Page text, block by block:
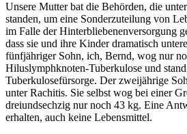
Unsere Mutter bat die Behörden, die
standen, um eine Sonderzuteilung von
im Falle der Hinterbliebenenversorgung
dass sie und ihre Kinder dramatisch
fünfjähriger Sohn, ich, Bernd, wog nur
Hiluslymphknoten-Tuberkulose und
Tuberkulosefürsorge. Der zweijährige
unter Rachitis. Sie selbst wog bei einer
dreiundsechzig nur noch 43 kg. Eine
erhalten, auch keine Lebensmittel.